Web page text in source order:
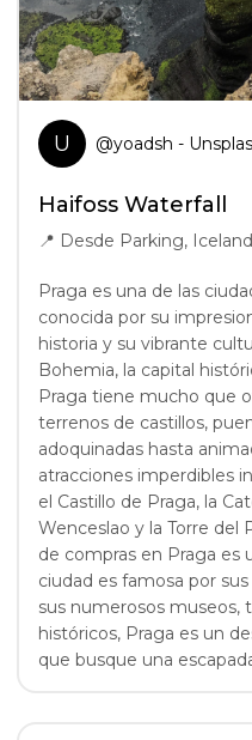
U @yoadsh -
Haifoss Waterfall
📍 Desde Parking, Iceland
Praga es una de las
conocida por su
historia y su vibrante
Bohemia, la capital
Praga tiene mucho que
terrenos de castillos,
adoquinadas hasta
atracciones imperdibles
el Castillo de Praga, la
Wenceslao y la Torre del
de compras en Praga es
ciudad es famosa por
sus numerosos
históricos, Praga es un
que busque una